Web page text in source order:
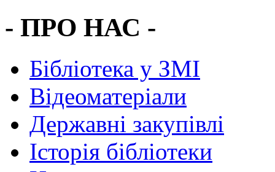
- ПРО НАС -
Бібліотека у ЗМІ
Відеоматеріали
Державні закупівлі
Історія бібліотеки